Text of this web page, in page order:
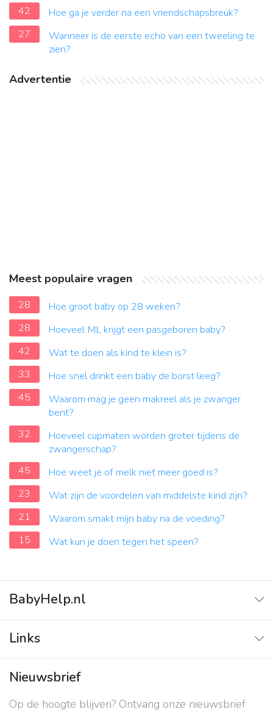
42
Hoe ga je verder na een vriendschapsbreuk?
27
Wanneer is de eerste echo van een tweeling te
zien?
Advertentie
Meest populaire vragen
28
Hoe groot baby op 28 weken?
28
Hoeveel ML krijgt een pasgeboren baby?
42
Wat te doen als kind te klein is?
33
Hoe snel drinkt een baby de borst leeg?
45
Waarom mag je geen makreel als je zwanger
bent?
32
Hoeveel cupmaten worden groter tijdens de
zwangerschap?
45
Hoe weet je of melk niet meer goed is?
23
Wat zijn de voordelen van middelste kind zijn?
21
Waarom smakt mijn baby na de voeding?
15
Wat kun je doen tegen het speen?
BabyHelp.nl
Vraag & Antwoord
Links
Contact
Over ons
Nieuwsbrief
Op de hoogte blijven? Ontvang onze nieuwsbrief